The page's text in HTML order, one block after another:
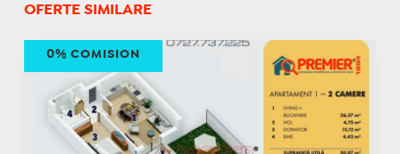
OFERTE SIMILARE
0% COMISION